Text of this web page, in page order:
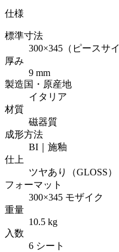
仕様
標準寸法
300×345（ピースサ
厚み
9 mm
製造国・原産地
イタリア
材質
磁器質
成形方法
BI｜施釉
仕上
ツヤあり（GLOSS）
フォーマット
300×345 モザイク
重量
10.5 kg
入数
6 シート